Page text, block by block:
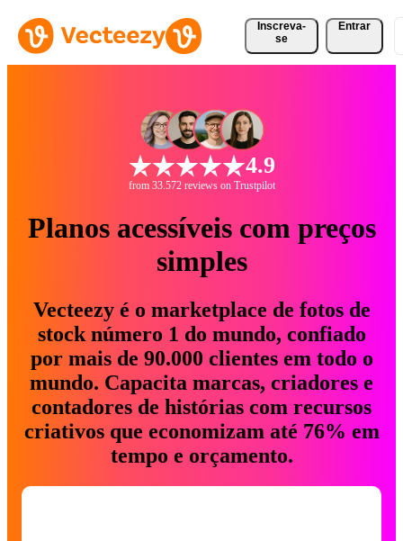
Inscreva-
se
Entrar
4.9
from 33.572 reviews on Trustpilot
Planos acessíveis com preços
simples
Vecteezy é o marketplace de fotos de
stock número 1 do mundo, confiado
por mais de 90.000 clientes em todo o
mundo. Capacita marcas, criadores e
contadores de histórias com recursos
criativos que economizam até 76% em
tempo e orçamento.